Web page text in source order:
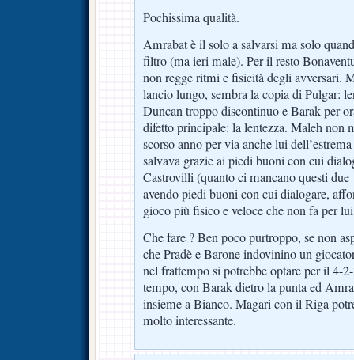
Pochissima qualità.
Amrabat è il solo a salvarsi ma solo
filtro (ma ieri male). Per il resto
non regge ritmi e fisicità degli avversari.
lancio lungo, sembra la copia di Pulgar:
Duncan troppo discontinuo e Barak per
difetto principale: la lentezza. Maleh non
scorso anno per via anche lui
salvava grazie ai piedi buoni con cui
Castrovilli (quanto ci mancano questi
avendo piedi buoni con cui dialogare,
gioco più fisico e veloce che non fa per
Che fare ? Ben poco purtroppo, se non
che Pradè e Barone indovinino un
nel frattempo si potrebbe optare per il 4-
tempo, con Barak dietro la punta ed
insieme a Bianco. Magari con il Riga
molto interessante.